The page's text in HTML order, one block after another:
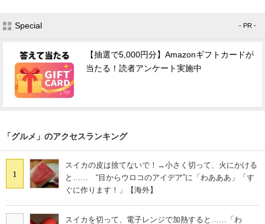
Special - PR -
【抽選で5,000円分】Amazonギフトカードが
当たる！読者アンケート実施中
「グルメ」のアクセスランキング
1
スイカの皮は捨てないで！→小さく切って、火にかける
と…… “目からウロコのアイデア”に「わあああ」「す
ぐに作ります！」【海外】
スイカを切って、電子レンジで加熱すると……「わ